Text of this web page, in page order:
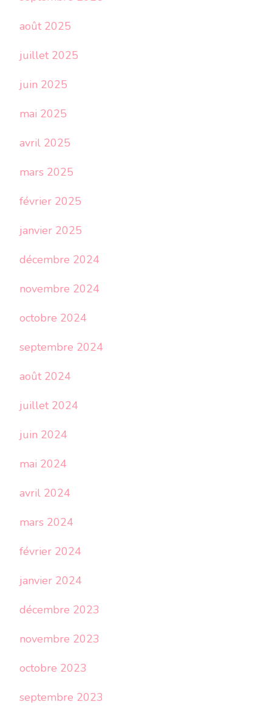
août 2025
juillet 2025
juin 2025
mai 2025
avril 2025
mars 2025
février 2025
janvier 2025
décembre 2024
novembre 2024
octobre 2024
septembre 2024
août 2024
juillet 2024
juin 2024
mai 2024
avril 2024
mars 2024
février 2024
janvier 2024
décembre 2023
novembre 2023
octobre 2023
septembre 2023